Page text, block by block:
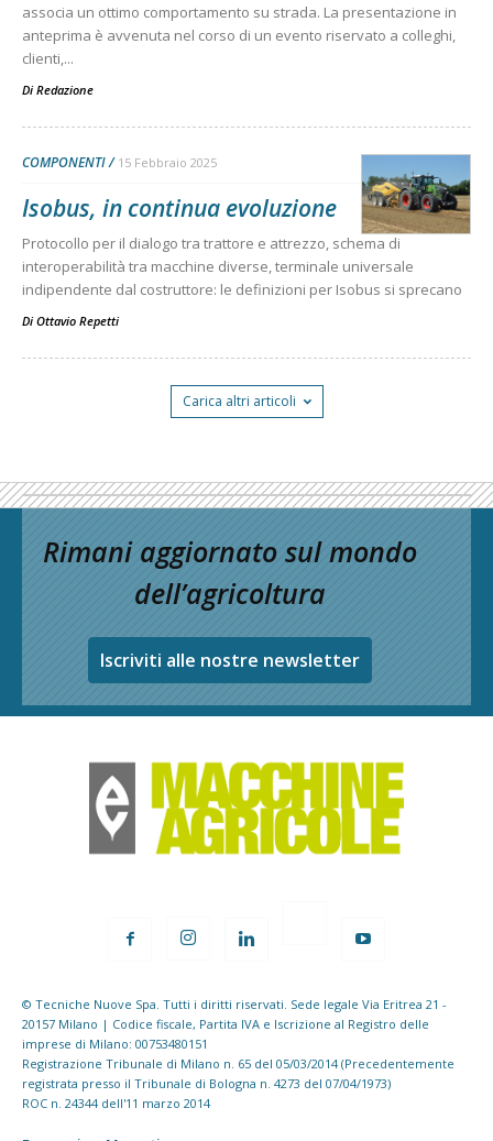
associa un ottimo comportamento su strada. La presentazione in
anteprima è avvenuta nel corso di un evento riservato a colleghi,
clienti,...
Di Redazione
COMPONENTI 15 Febbraio 2025
Isobus, in continua evoluzione
Protocollo per il dialogo tra trattore e attrezzo, schema di
interoperabilità tra macchine diverse, terminale universale
indipendente dal costruttore: le definizioni per Isobus si sprecano
Di Ottavio Repetti
Carica altri articoli
Rimani aggiornato sul mondo
dell’agricoltura
Iscriviti alle nostre newsletter
© Tecniche Nuove Spa. Tutti i diritti riservati. Sede legale Via Eritrea 21 -
20157 Milano | Codice fiscale, Partita IVA e Iscrizione al Registro delle
imprese di Milano: 00753480151
Registrazione Tribunale di Milano n. 65 del 05/03/2014 (Precedentemente
registrata presso il Tribunale di Bologna n. 4273 del 07/04/1973)
ROC n. 24344 dell'11 marzo 2014